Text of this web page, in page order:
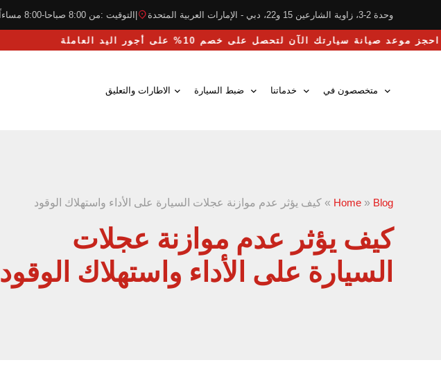
وحدة 2-3، زاوية الشارعين 15 و22، دبي - الإمارات العربية المتحدة التوقيت :من 8:00 صباحا-8:00 مساءاً
احجز موعد صيانة سيارتك الآن لتحصل على خصم 10% على أجور اليد العاملة
الاطارات والتعليق
Home » Blog
» كيف يؤثر عدم موازنة عجلات السيارة على الأداء واستهلاك الوقود
كيف يؤثر عدم موازنة عجلات
السيارة على الأداء واستهلاك الوقود